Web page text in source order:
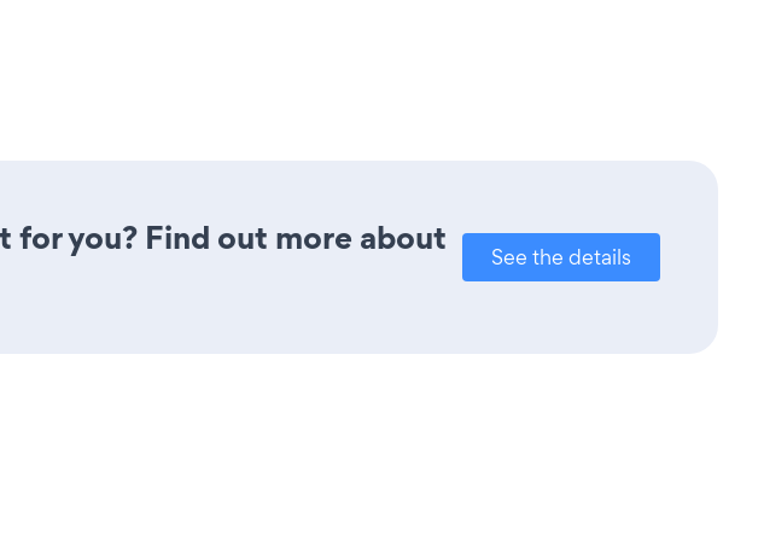
for you? Find out more about
See the details